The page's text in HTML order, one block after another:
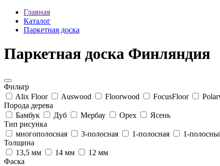
Главная
Каталог
Паркетная доска
Паркетная доска Финляндия
Фильтр
Alix Floor
Auswood Floorwood FocusFloor
Порода дерева
Бамбук
Дуб Мербау Орех
Ясень
Тип рисунка
многополосная
3-полосная 1-полосная
1-
Толщина
13,5 мм
14 мм
12 мм
Фаска